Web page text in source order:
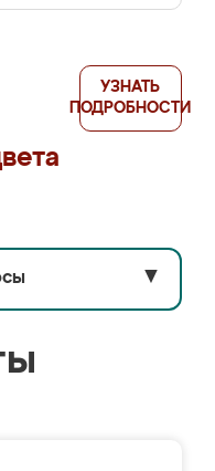
УЗНАТЬ
ПОДРОБНОСТИ
▼